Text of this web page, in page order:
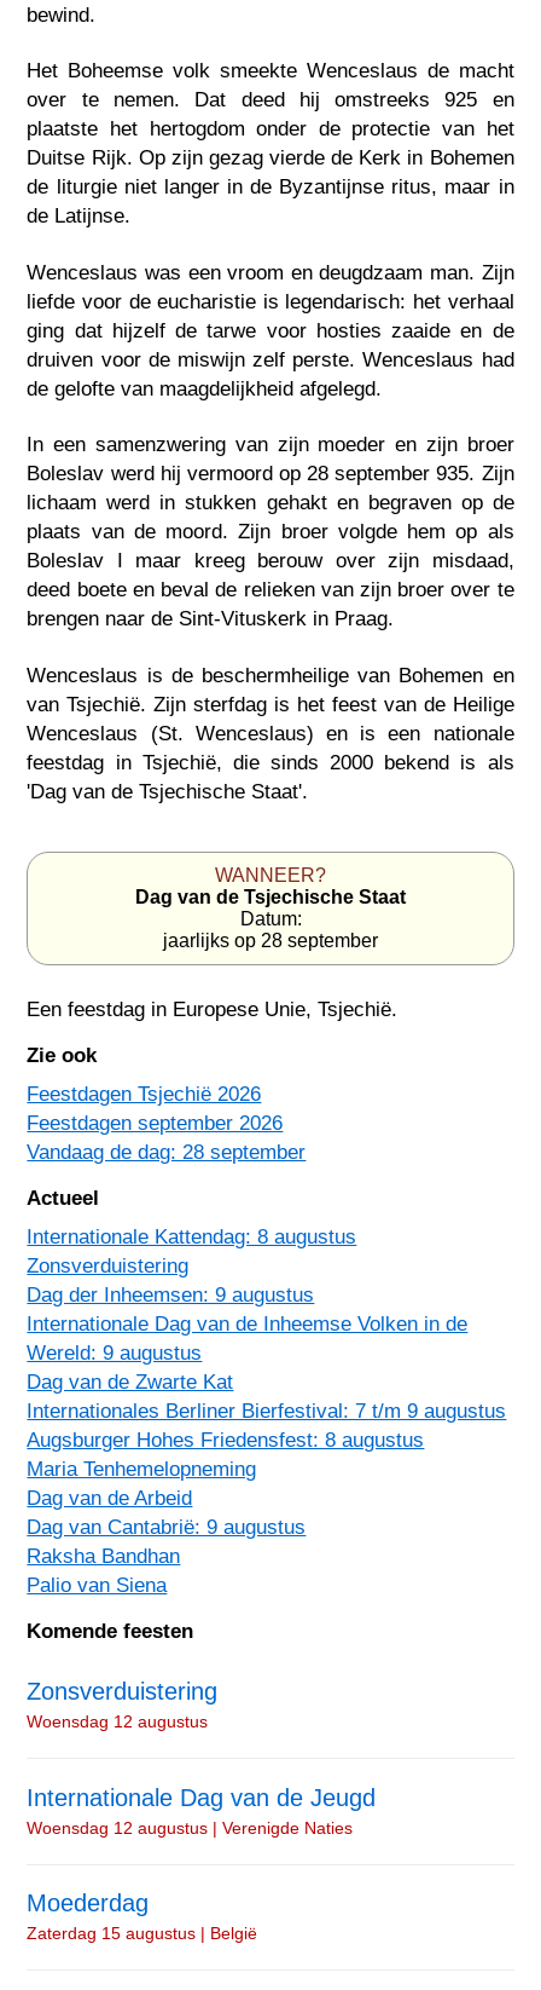
bewind.
Het Boheemse volk smeekte Wenceslaus de macht
over te nemen. Dat deed hij omstreeks 925 en
plaatste het hertogdom onder de protectie van het
Duitse Rijk. Op zijn gezag vierde de Kerk in Bohemen
de liturgie niet langer in de Byzantijnse ritus, maar in
de Latijnse.
Wenceslaus was een vroom en deugdzaam man. Zijn
liefde voor de eucharistie is legendarisch: het verhaal
ging dat hijzelf de tarwe voor hosties zaaide en de
druiven voor de miswijn zelf perste. Wenceslaus had
de gelofte van maagdelijkheid afgelegd.
In een samenzwering van zijn moeder en zijn broer
Boleslav werd hij vermoord op 28 september 935. Zijn
lichaam werd in stukken gehakt en begraven op de
plaats van de moord. Zijn broer volgde hem op als
Boleslav I maar kreeg berouw over zijn misdaad,
deed boete en beval de relieken van zijn broer over te
brengen naar de Sint-Vituskerk in Praag.
Wenceslaus is de beschermheilige van Bohemen en
van Tsjechië. Zijn sterfdag is het feest van de Heilige
Wenceslaus (St. Wenceslaus) en is een nationale
feestdag in Tsjechië, die sinds 2000 bekend is als
'Dag van de Tsjechische Staat'.
WANNEER?
Dag van de Tsjechische Staat
Datum:
jaarlijks op 28 september
Een feestdag in Europese Unie,Tsjechië.
Zie ook
Feestdagen Tsjechië 2026
Feestdagen september 2026
Vandaag de dag: 28 september
Actueel
Internationale Kattendag: 8 augustus
Zonsverduistering
Dag der Inheemsen: 9 augustus
Internationale Dag van de Inheemse Volken in de
Wereld: 9 augustus
Dag van de Zwarte Kat
Internationales Berliner Bierfestival: 7 t/m 9 augustus
Augsburger Hohes Friedensfest: 8 augustus
Maria Tenhemelopneming
Dag van de Arbeid
Dag van Cantabrië: 9 augustus
Raksha Bandhan
Palio van Siena
Komende feesten
Zonsverduistering
Woensdag 12 augustus
Internationale Dag van de Jeugd
Woensdag 12 augustus | Verenigde Naties
Moederdag
Zaterdag 15 augustus | België